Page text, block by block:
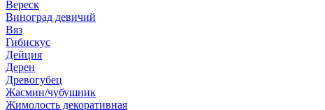
Вереск
Виноград девичий
Вяз
Гибискус
Дейция
Дерен
Древогубец
Жасмин/чубушник
Жимолость декоративная